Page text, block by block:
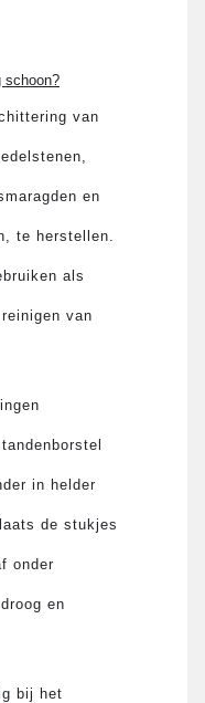
schoon?
van
en
te herstellen.
als
van
in helder
de stukjes
onder
en
bij het